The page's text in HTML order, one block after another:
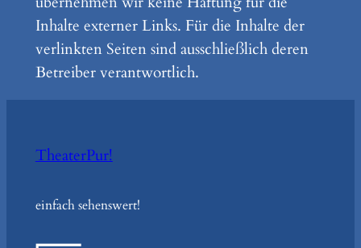
Inhalte externer Links. Für die Inhalte der
verlinkten Seiten sind ausschließlich deren
Betreiber verantwortlich.
TheaterPur!
einfach sehenswert!